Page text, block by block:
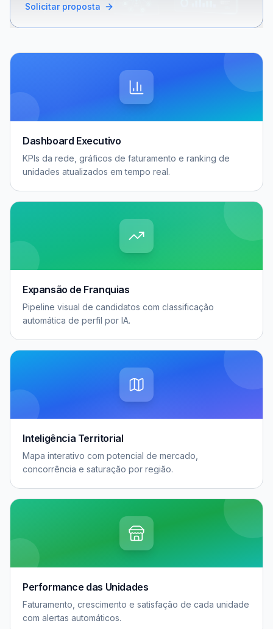
Solicitar proposta
Dashboard Executivo
KPIs da rede, gráficos de faturamento e ranking de
unidades atualizados em tempo real.
Expansão de Franquias
Pipeline visual de candidatos com classificação
automática de perfil por IA.
Inteligência Territorial
Mapa interativo com potencial de mercado,
concorrência e saturação por região.
Performance das Unidades
Faturamento, crescimento e satisfação de cada unidade
com alertas automáticos.